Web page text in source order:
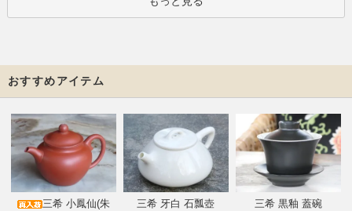
おすすめアイテム
三希 小鳳仙(朱
三希 牙白 石瓢壺
三希 黒釉 蓋碗